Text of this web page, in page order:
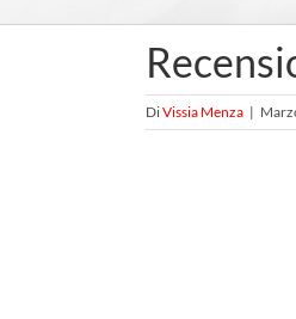
DiVissia Menza |